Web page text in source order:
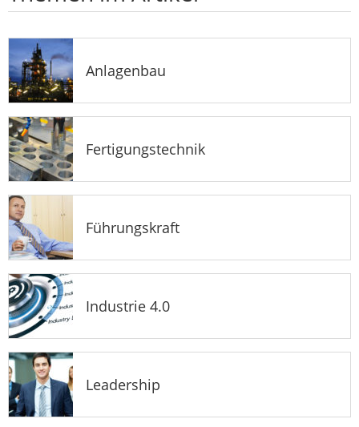
Anlagenbau
Fertigungstechnik
Führungskraft
Industrie 4.0
Leadership